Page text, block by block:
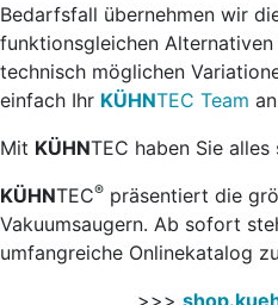
Bedarfsfall übernehmen wir
funktionsgleichen
technisch möglichen
einfach Ihr KÜHNTEC Team
Mit KÜHNTEC haben Sie
KÜHNTEC® präsentiert die
Vakuumsaugern. Ab sofort
umfangreiche Onlinekatalog